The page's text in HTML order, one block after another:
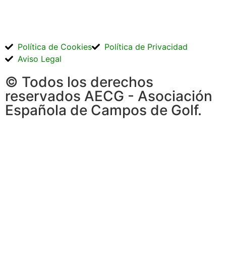
© Todos los derechos
reservados AECG - Asociación
Española de Campos de Golf.
Política de Cookies
Política de Privacidad
Aviso Legal